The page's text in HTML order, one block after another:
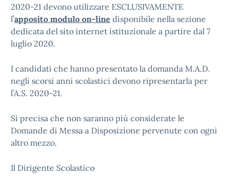
2020-21 devono utilizzare ESCLUSIVAMENTE
l’apposito modulo on-line disponibile nella sezione
dedicata del sito internet istituzionale a partire dal 7
luglio 2020.
I candidati che hanno presentato la domanda M.A.D.
negli scorsi anni scolastici devono ripresentarla per
l’A.S. 2020-21.
Si precisa che non saranno più considerate le
Domande di Messa a Disposizione pervenute con ogni
altro mezzo.
Il Dirigente Scolastico